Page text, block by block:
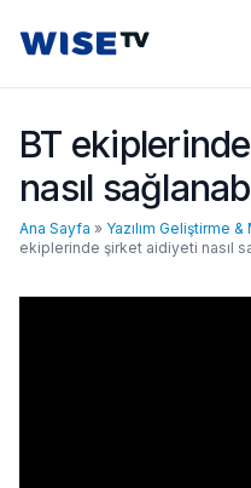
Wise TV
BT
nasıl
Ana Sayfa » Yazılım Geliştirme
ekiplerinde şirket aidiyeti nasıl